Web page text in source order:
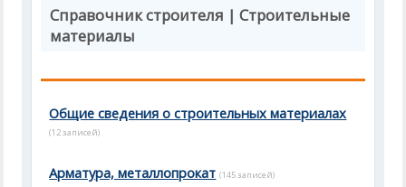
Справочник строителя | Строительные
материалы
Общие сведения о строительных материалах
(12 записей)
Арматура, металлопрокат (145 записей)